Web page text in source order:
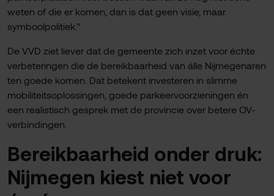
weten of die er komen, dan is dat geen visie, maar
symboolpolitiek."
De VVD ziet liever dat de gemeente zich inzet voor échte
verbeteringen die de bereikbaarheid van álle Nijmegenaren
ten goede komen. Dat betekent investeren in slimme
mobiliteitsoplossingen, goede parkeervoorzieningen én
een realistisch gesprek met de provincie over betere OV-
verbindingen.
Bereikbaarheid onder druk:
Nijmegen kiest niet voor